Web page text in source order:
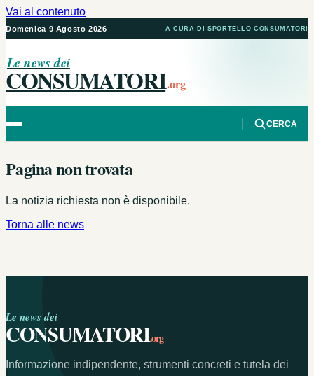
Vai al contenuto
Domenica 9 Agosto 2026 A CURA DI SPORTELLO CONSUMATORI
Le news dei
CONSUMATORI.org
CERCA
Pagina non trovata
La notizia richiesta non è disponibile.
Torna alle news
Le news dei
CONSUMATORI.org
Informazione indipendente, strumenti concreti e tutela dei